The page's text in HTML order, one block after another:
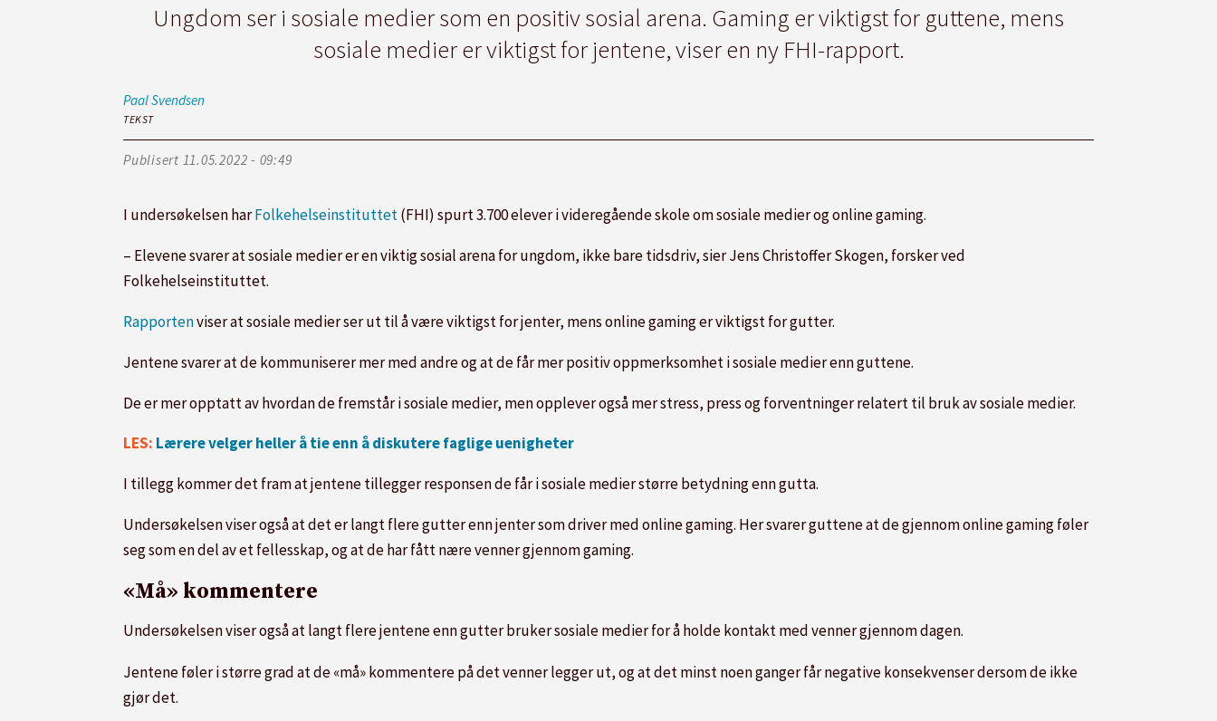
Ungdom ser i sosiale medier som en positiv sosial arena. Gaming er viktigst for guttene, mens
sosiale medier er viktigst for jentene, viser en ny FHI-rapport.
PaalSvendsen
TEKST
Publisert 11.05.2022 - 09:49
I undersøkelsen harFolkehelseinstituttet (FHI) spurt 3.700 elever i videregående skole om sosiale medier og online gaming.
– Elevene svarer at sosiale medier er en viktig sosial arena for ungdom, ikke bare tidsdriv, sier Jens Christoffer Skogen, forsker ved
Folkehelseinstituttet.
Rapportenviser at sosiale medier ser ut til å være viktigst for jenter, mens online gaming er viktigst for gutter.
Jentene svarer at de kommuniserer mer med andre og at de får mer positiv oppmerksomhet i sosiale medier enn guttene.
De er mer opptatt av hvordan de fremstår i sosiale medier, men opplever også mer stress, press og forventninger relatert til bruk av sosiale medier.
LES: Lærere velger heller å tie enn å diskutere faglige uenigheter
I tillegg kommer det fram at jentene tillegger responsen de får i sosiale medier større betydning enn gutta.
Undersøkelsen viser også at det er langt flere gutter enn jenter som driver med online gaming. Her svarer guttene at de gjennom online gaming føler
seg som en del av et fellesskap, og at de har fått nære venner gjennom gaming.
«Må» kommentere
Undersøkelsen viser også at langt flere jentene enn gutter bruker sosiale medier for å holde kontakt med venner gjennom dagen.
Jentene føler i større grad at de «må» kommentere på det venner legger ut, og at det minst noen ganger får negative konsekvenser dersom de ikke
gjør det.